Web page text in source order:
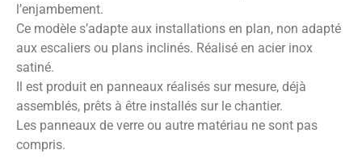
l’enjambement.
Ce modèle s’adapte aux installations en plan, non adapté
aux escaliers ou plans inclinés. Réalisé en acier inox
satiné.
Il est produit en panneaux réalisés sur mesure, déjà
assemblés, prêts à être installés sur le chantier.
Les panneaux de verre ou autre matériau ne sont pas
compris.